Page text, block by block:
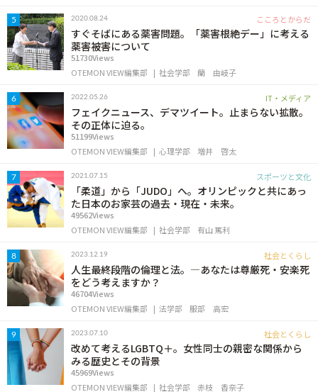
5 2020.08.24 こころとからだ
すぐそばにある薬害問題。「薬害根絶デー」に考える
薬害被害について
51730Views
OTEMON VIEW編集部
社会学部 蘭 由岐子
6 2022.05.26 IT・メディア
フェイクニュース、デマツイート。止まらない拡散。
その正体に迫る。
51199Views
OTEMON VIEW編集部
心理学部 増井 啓太
7 2021.07.15 スポーツと文化
「柔道」から「JUDO」へ。オリンピックと共にあっ
た日本のお家芸の過去・現在・未来。
49562Views
OTEMON VIEW編集部
社会学部 有山 篤利
8 2023.12.19 社会とくらし
人生最終段階の倫理と法。―あなたは尊厳死・安楽死
をどう考えますか？
46704Views
OTEMON VIEW編集部
法学部 服部 高宏
9 2023.07.10 社会とくらし
改めて考えるLGBTQ＋。女性同士の親密な関係から
みる歴史とその背景
45969Views
OTEMON VIEW編集部
社会学部 赤枝 香奈子